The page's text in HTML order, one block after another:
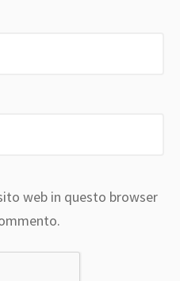
web in questo browser